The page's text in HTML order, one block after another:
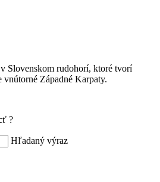
Slovenskom rudohorí, ktoré tvorí
Západné Karpaty.
?
Hľadaný výraz